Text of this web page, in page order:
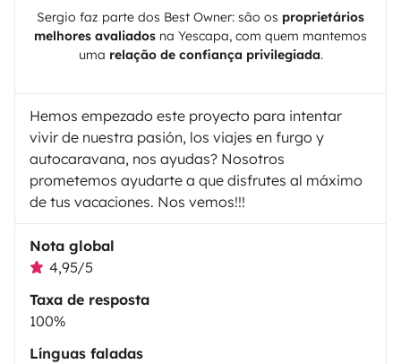
Sergio faz parte dos Best Owner: são os proprietários
melhores avaliados na Yescapa, com quem mantemos
uma relação de confiança privilegiada.
Hemos empezado este proyecto para intentar
vivir de nuestra pasión, los viajes en furgo y
autocaravana, nos ayudas? Nosotros
prometemos ayudarte a que disfrutes al máximo
de tus vacaciones. Nos vemos!!!
Nota global
4,95/5
Taxa de resposta
100%
Línguas faladas